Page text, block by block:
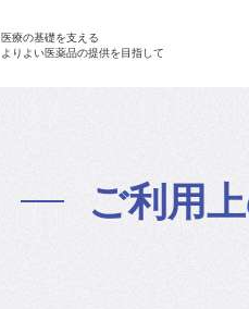
医療の基礎を支える
よりよい医薬品の提供を目指して
ご利用